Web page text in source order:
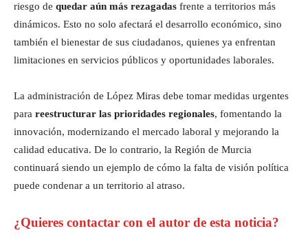
riesgo de quedar aún más rezagadas frente a territorios más
dinámicos. Esto no solo afectará el desarrollo económico, sino
también el bienestar de sus ciudadanos, quienes ya enfrentan
limitaciones en servicios públicos y oportunidades laborales.
La administración de López Miras debe tomar medidas urgentes
para reestructurar las prioridades regionales, fomentando la
innovación, modernizando el mercado laboral y mejorando la
calidad educativa. De lo contrario, la Región de Murcia
continuará siendo un ejemplo de cómo la falta de visión política
puede condenar a un territorio al atraso.
¿Quieres contactar con el autor de esta noticia?